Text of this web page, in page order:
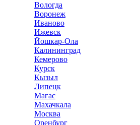
Вологда
Воронеж
Иваново
Ижевск
Йошкар-Ола
Калининград
Кемерово
Курск
Кызыл
Липецк
Магас
Махачкала
Москва
Оренбург